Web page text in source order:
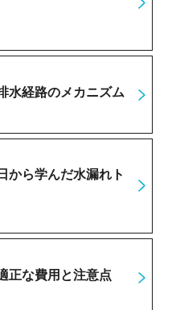
水経路のメカニズム
から学んだ水漏れト
正な費用と注意点